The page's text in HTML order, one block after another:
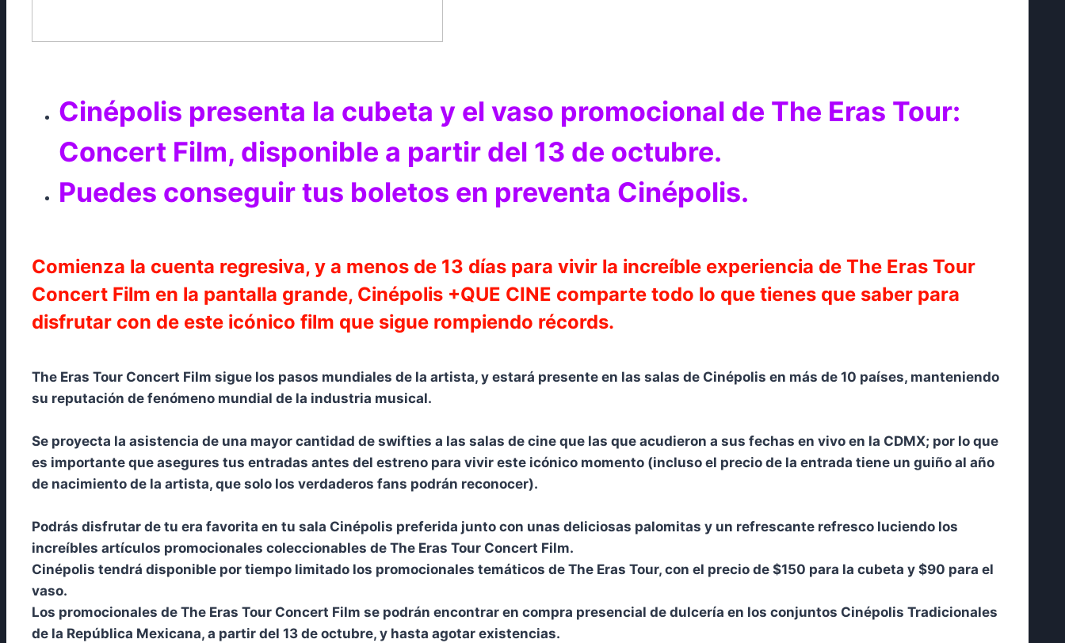
Cinépolis presenta la cubeta y el vaso promocional de The Eras Tour:
Concert Film, disponible a partir del 13 de octubre.
Puedes conseguir tus boletos en preventa Cinépolis.
Comienza la cuenta regresiva, y a menos de 13 días para vivir la increíble experiencia de The Eras Tour
Concert Film en la pantalla grande, Cinépolis +QUE CINE comparte todo lo que tienes que saber para
disfrutar con de este icónico film que sigue rompiendo récords.
The Eras Tour Concert Film sigue los pasos mundiales de la artista, y estará presente en las salas de Cinépolis en más de 10 países, manteniendo
su reputación de fenómeno mundial de la industria musical.
Se proyecta la asistencia de una mayor cantidad de swifties a las salas de cine que las que acudieron a sus fechas en vivo en la CDMX; por lo que
es importante que asegures tus entradas antes del estreno para vivir este icónico momento (incluso el precio de la entrada tiene un guiño al año
de nacimiento de la artista, que solo los verdaderos fans podrán reconocer).
Podrás disfrutar de tu era favorita en tu sala Cinépolis preferida junto con unas deliciosas palomitas y un refrescante refresco luciendo los
increíbles artículos promocionales coleccionables de The Eras Tour Concert Film.
Cinépolis tendrá disponible por tiempo limitado los promocionales temáticos de The Eras Tour, con el precio de $150 para la cubeta y $90 para el
vaso.
Los promocionales de The Eras Tour Concert Film se podrán encontrar en compra presencial de dulcería en los conjuntos Cinépolis Tradicionales
de la República Mexicana, a partir del 13 de octubre, y hasta agotar existencias.